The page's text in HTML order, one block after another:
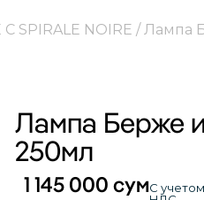
C SPIRALE NOIRE / Лампа
Лампа Берже
250мл
1 145 000 сумС учетом